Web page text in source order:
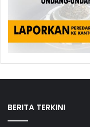
BERITA TERKINI